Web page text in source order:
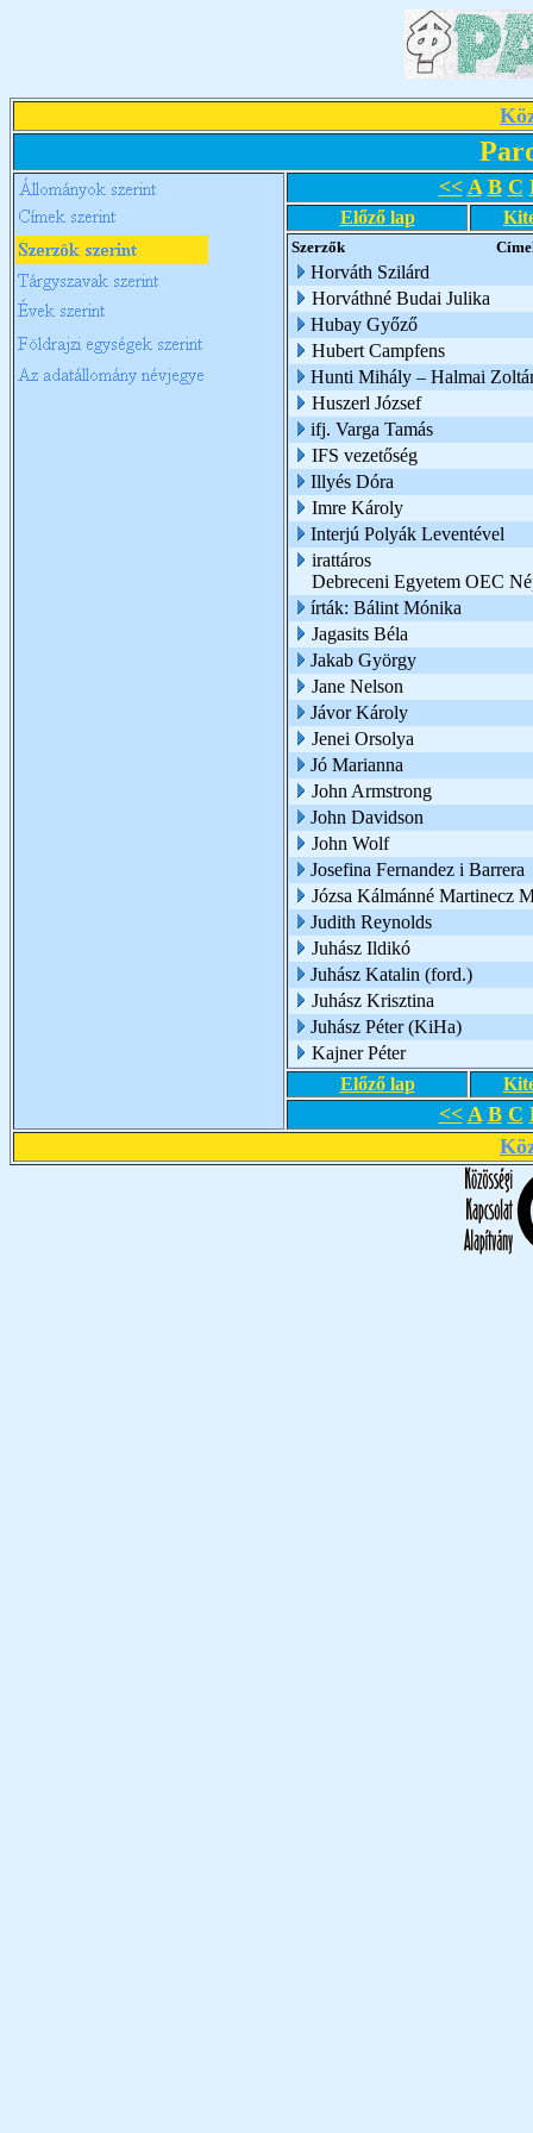
<< A B C
Előző lap
Szerzők
Horváth Szilárd
Horváthné Budai Julika
Hubay Győző
Hubert Campfens
Hunti Mihály – Halmai
Huszerl József
ifj. Varga Tamás
IFS vezetőség
Illyés Dóra
Imre Károly
Interjú Polyák Leventével
irattáros
Debreceni Egyetem OEC
írták: Bálint Mónika
Jagasits Béla
Jakab György
Jane Nelson
Jávor Károly
Jenei Orsolya
Jó Marianna
John Armstrong
John Davidson
John Wolf
Josefina Fernandez i Barrera
Józsa Kálmánné Martinecz
Judith Reynolds
Juhász Ildikó
Juhász Katalin (ford.)
Juhász Krisztina
Juhász Péter (KiHa)
Kajner Péter
Előző lap
<< A B C